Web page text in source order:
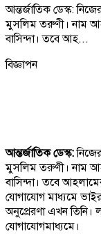
আন্তর্জাতিক ডেস্ক:
মুসলিম তরুণী। নাম
বাসিন্দা। তবে আহ...
বিজ্ঞাপন
আন্তর্জাতিক ডেস্ক:
মুসলিম তরুণী। নাম
বাসিন্দা। তবে
যোগাযোগ মাধ্যমে
অনুপ্রেরণা এখন
যোগাযোগমাধ্যমে।